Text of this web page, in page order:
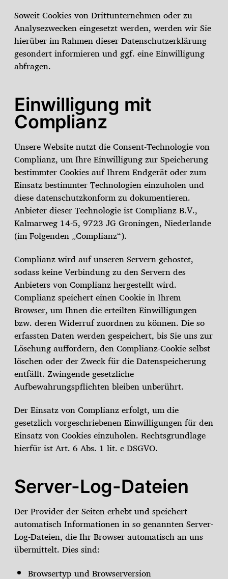
Soweit Cookies von Drittunternehmen oder zu
Analysezwecken eingesetzt werden, werden wir Sie
hierüber im Rahmen dieser Datenschutzerklärung
gesondert informieren und ggf. eine Einwilligung
abfragen.
Einwilligung mit
Complianz
Unsere Website nutzt die Consent-Technologie von
Complianz, um Ihre Einwilligung zur Speicherung
bestimmter Cookies auf Ihrem Endgerät oder zum
Einsatz bestimmter Technologien einzuholen und
diese datenschutzkonform zu dokumentieren.
Anbieter dieser Technologie ist Complianz B.V.,
Kalmarweg 14-5, 9723 JG Groningen, Niederlande
(im Folgenden „Complianz“).
Complianz wird auf unseren Servern gehostet,
sodass keine Verbindung zu den Servern des
Anbieters von Complianz hergestellt wird.
Complianz speichert einen Cookie in Ihrem
Browser, um Ihnen die erteilten Einwilligungen
bzw. deren Widerruf zuordnen zu können. Die so
erfassten Daten werden gespeichert, bis Sie uns zur
Löschung auffordern, den Complianz-Cookie selbst
löschen oder der Zweck für die Datenspeicherung
entfällt. Zwingende gesetzliche
Aufbewahrungspflichten bleiben unberührt.
Der Einsatz von Complianz erfolgt, um die
gesetzlich vorgeschriebenen Einwilligungen für den
Einsatz von Cookies einzuholen. Rechtsgrundlage
hierfür ist Art. 6 Abs. 1 lit. c DSGVO.
Server-Log-Dateien
Der Provider der Seiten erhebt und speichert
automatisch Informationen in so genannten Server-
Log-Dateien, die Ihr Browser automatisch an uns
übermittelt. Dies sind:
Browsertyp und Browserversion